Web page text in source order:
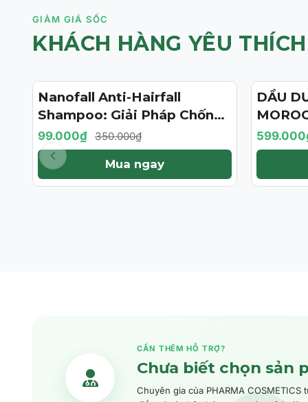
GIẢM GIÁ SỐC
KHÁCH HÀNG YÊU THÍCH
- 72%
Nanofall Anti-Hairfall
Shampoo: Giải Pháp Chống
Rụng & Kích Thích Mọc Tóc
Chuẩn Y Khoa
99.000₫ 350.000₫
Mua ngay
- 57%
DẦU
BẢN
CẦN THÊM HỖ TRỢ?
Chưa biết chọn sản
Chuyên gia của PHARMA